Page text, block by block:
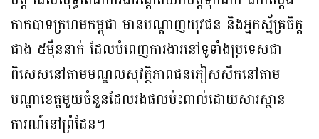
កាកបាទក្រហមកម្ពុជា មានបណ្តាញយុវជន និងអ្នកស្ម័គ្រចិត្ត
ជាង ៥ម៉ឺននាក់ ដែលបំពេញការងារនៅទូទាំងប្រទេសជា
ពិសេសនៅតាមមណ្ឌលសុវត្ថិភាពជនភៀសសឹកនៅតាម
បណ្តាខេត្តមួយចំនួនដែលរងផលប៉ះពាល់ដោយសារស្ថាន
ការណ៍នៅព្រំដែន។